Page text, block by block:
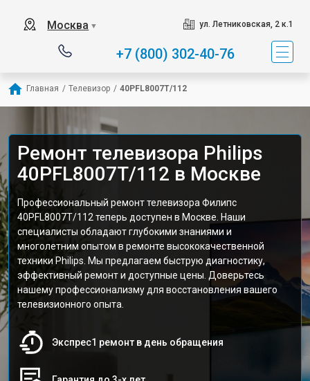
Москва ▼ ул. Летниковская, 2 к.1
+7 (800) 302-40-76
Главная / Телевизор / 40PFL8007T/112
Ремонт телевизора Philips
40PFL8007T/112 в Москве
Профессиональный ремонт телевизора Филипс
40PFL8007T/112 теперь доступен в Москве. Наши
специалисты обладают глубокими знаниями и
многолетним опытом в ремонте высококачественной
техники Philips. Мы предлагаем быструю диагностику,
эффективный ремонт и доступные цены. Доверьтесь
нашему профессионализму для восстановления вашего
телевизионного опыта.
Экспрес1 ремонт в день обращения